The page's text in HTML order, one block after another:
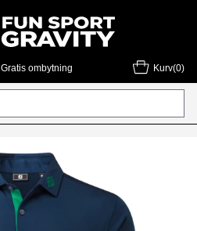
Gratis ombytning Kurv(0)